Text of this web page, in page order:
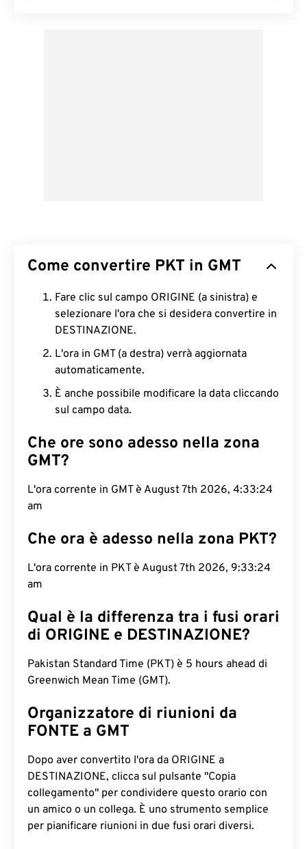
Come convertire PKT in GMT
Fare clic sul campo ORIGINE (a sinistra) e
selezionare l'ora che si desidera convertire in
DESTINAZIONE.
L'ora in GMT (a destra) verrà aggiornata
automaticamente.
È anche possibile modificare la data cliccando
sul campo data.
Che ore sono adesso nella zona
GMT?
L'ora corrente in GMT è August 7th 2026, 4:33:25
am
Che ora è adesso nella zona PKT?
L'ora corrente in PKT è August 7th 2026, 9:33:25
am
Qual è la differenza tra i fusi orari
di ORIGINE e DESTINAZIONE?
Pakistan Standard Time (PKT) è 5 hours ahead di
Greenwich Mean Time (GMT).
Organizzatore di riunioni da
FONTE a GMT
Dopo aver convertito l'ora da ORIGINE a
DESTINAZIONE, clicca sul pulsante "Copia
collegamento" per condividere questo orario con
un amico o un collega. È uno strumento semplice
per pianificare riunioni in due fusi orari diversi.